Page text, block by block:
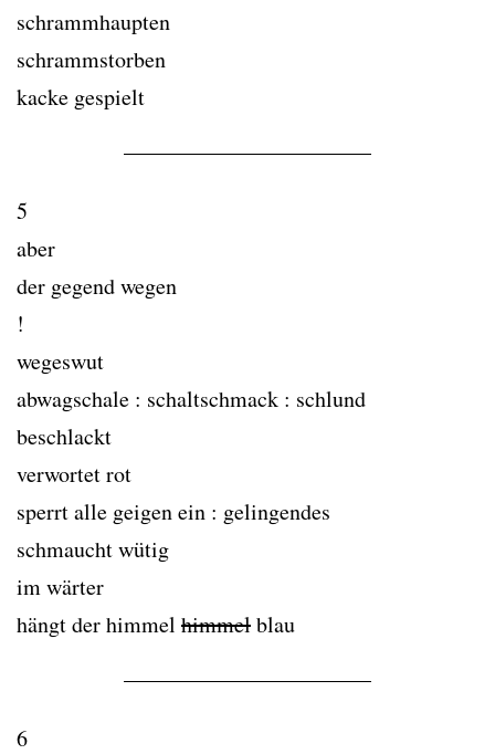
schrammhaupten
schrammstorben
kacke gespielt
5
aber
der gegend wegen
!
wegeswut
abwagschale : schaltschmack : schlund
beschlackt
verwortet rot
sperrt alle geigen ein : gelingendes
schmaucht wütig
im wärter
hängt der himmel himmelblau
6